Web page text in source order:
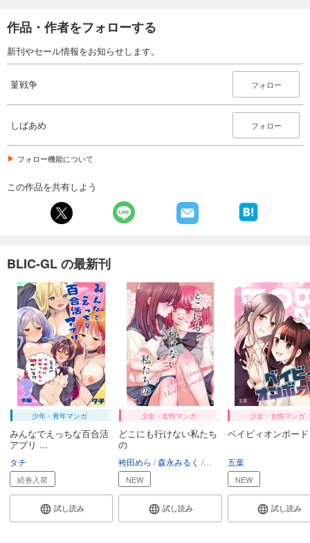
作品・作者をフォローする
新刊やセール情報をお知らせします。
菫戦争 フォロー
しばあめ フォロー
フォロー機能について
この作品を共有しよう
BLIC-GL の最新刊
少年・青年マンガ
みんなでえっちな百合活
アプリ ...
タチ
続巻入荷
試し読み
少女・女性マンガ
どこにも行けない私たち
の
袴田めら 森永みるく ミャオギレ刑事
NEW
試し読み
少女・女性マンガ
ベイビィオンボード
五葉
NEW
試し読み